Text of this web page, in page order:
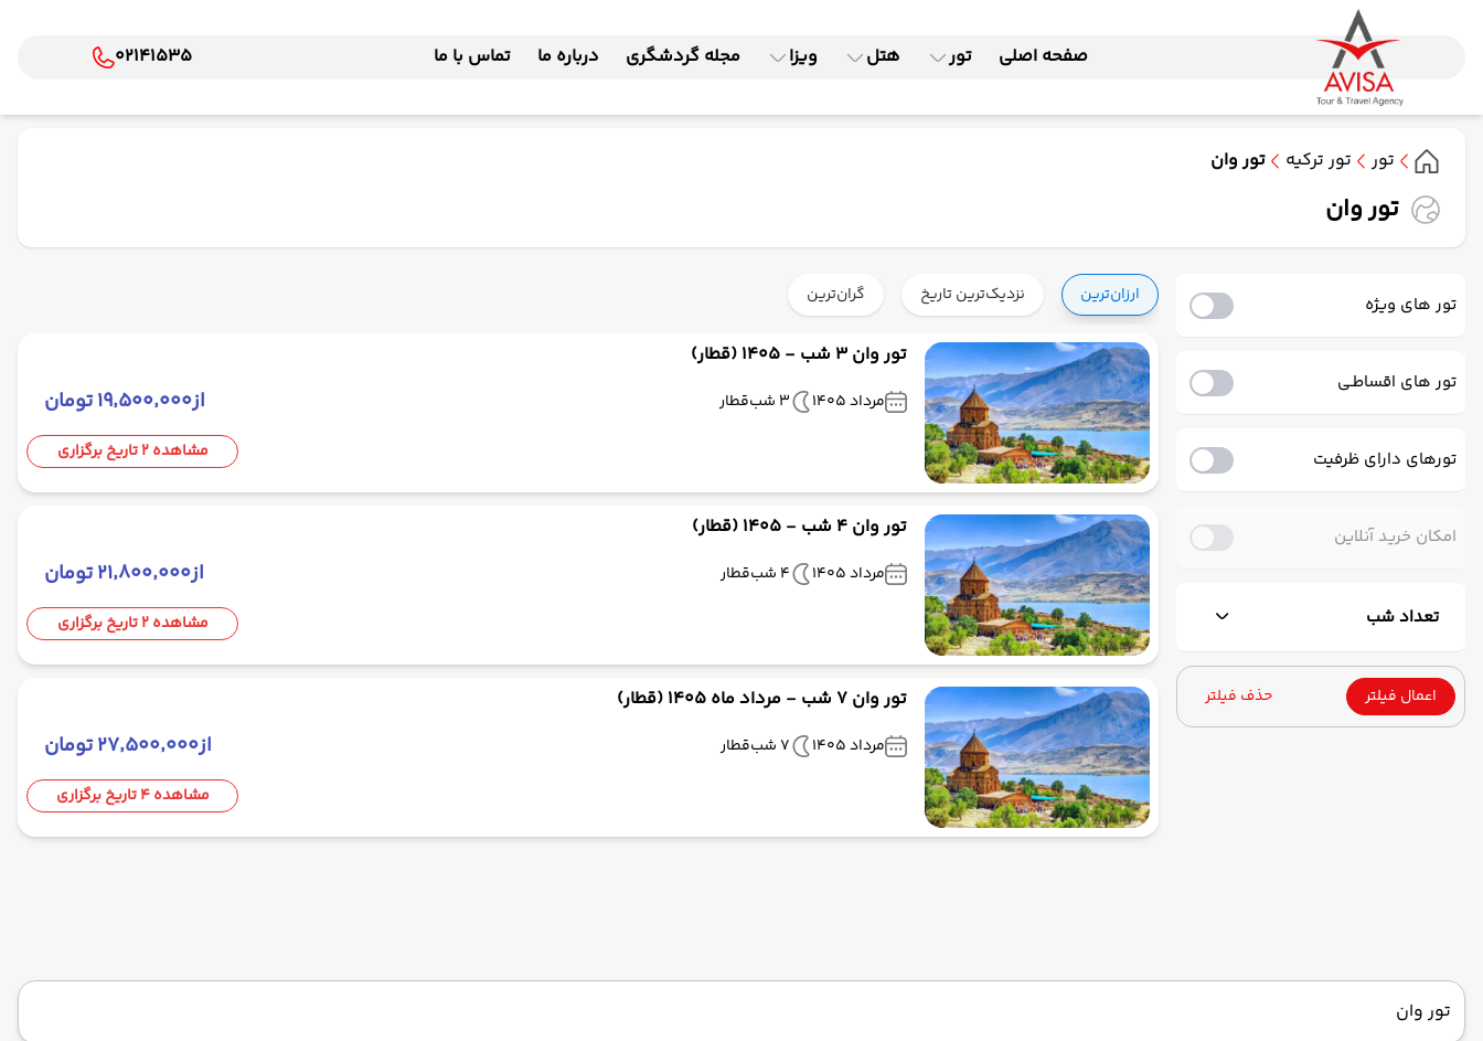
صفحه اصلی تور هتل ویزا مجله گردشگری درباره ما تماس با ما 02141535
تور تور ترکیه تور وان
تور وان
تور های ویژه
تور های اقساطـی
تورهای دارای ظرفیت
امکان خرید آنلاین
تعداد شب
اعمال فیلتر حذف فیلتر
ارزان‌ترین نزدیک‌ترین تاریخ گران‌ترین
تور وان 3 شب - 1405 (قطار)
مرداد 1405 3 شب قطار از۱۹٬۵۰۰٬۰۰۰ تومان
مشاهده 2 تاریخ برگزاری
تور وان 4 شب - 1405 (قطار)
مرداد 1405 4 شب قطار از۲۱٬۸۰۰٬۰۰۰ تومان
مشاهده 2 تاریخ برگزاری
تور وان 7 شب - مرداد ماه 1405 (قطار)
مرداد 1405 7 شب قطار از۲۷٬۵۰۰٬۰۰۰ تومان
مشاهده 4 تاریخ برگزاری
تور وان